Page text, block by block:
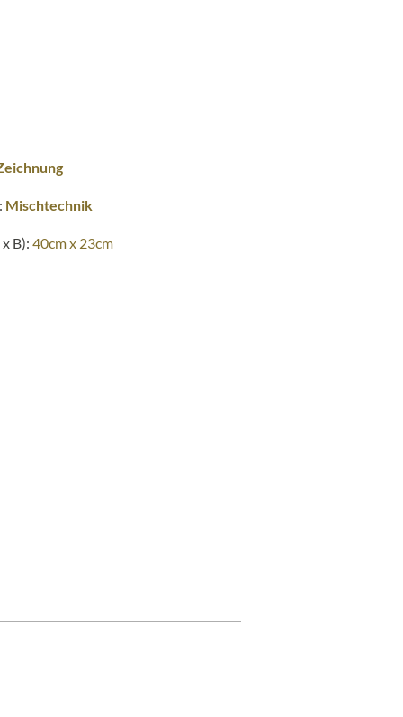
Mischtechnik
B): 40cm x 23cm